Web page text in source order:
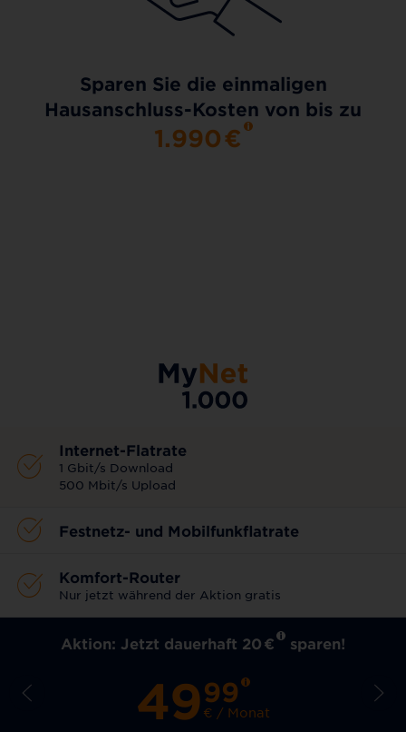
Sparen Sie die einmaligen
Hausanschluss-Kosten von bis zu
1.990€
Internet-Flatrate
1 Gbit/s Download
500 Mbit/s Upload
Festnetz- und Mobilfunkflatrate
Komfort-Router
Nur jetzt während der Aktion gratis
Aktion: Jetzt dauerhaft 20 € sparen!
4999
€ / Monat